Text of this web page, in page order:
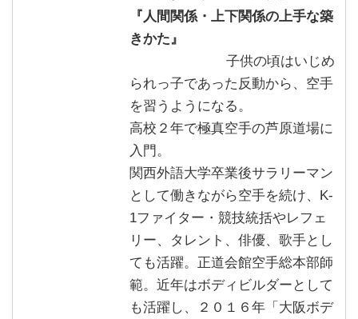
『人間関係・上下関係の上手な築
きかた』
子供の頃はいじめ
られっ子であった反動から、空手
を習うようになる。
高校２年で極真空手の芦原道場に
入門。
関西外語大学卒業後サラリーマン
として働きながら空手を続け、K-
1ファイター・競技統括やレフェ
リー、タレント、俳優、歌手とし
ても活躍。正道会館空手総本部師
範。近年はボディビルダーとして
も活躍し、２０１６年「大阪ボデ